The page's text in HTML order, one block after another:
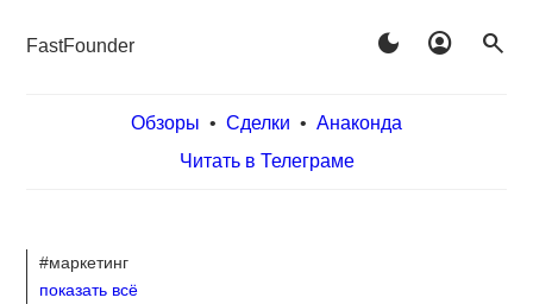
FastFounder dark_mode account_circle search
Обзоры • Сделки • Анаконда
Читать в Телеграме
#маркетинг
показать всё